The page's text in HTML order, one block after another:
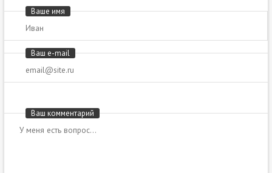
Ваше имя
Ваш e-mail
Ваш комментарий